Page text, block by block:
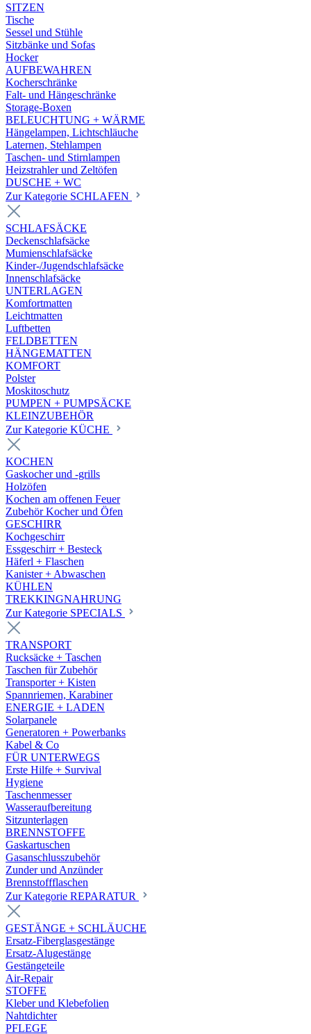
SITZEN
Tische
Sessel und Stühle
Sitzbänke und Sofas
Hocker
AUFBEWAHREN
Kocherschränke
Falt- und Hängeschränke
Storage-Boxen
BELEUCHTUNG + WÄRME
Hängelampen, Lichtschläuche
Laternen, Stehlampen
Taschen- und Stirnlampen
Heizstrahler und Zeltöfen
DUSCHE + WC
Zur Kategorie SCHLAFEN
SCHLAFSÄCKE
Deckenschlafsäcke
Mumienschlafsäcke
Kinder-/Jugendschlafsäcke
Innenschlafsäcke
UNTERLAGEN
Komfortmatten
Leichtmatten
Luftbetten
FELDBETTEN
HÄNGEMATTEN
KOMFORT
Polster
Moskitoschutz
PUMPEN + PUMPSÄCKE
KLEINZUBEHÖR
Zur Kategorie KÜCHE
KOCHEN
Gaskocher und -grills
Holzöfen
Kochen am offenen Feuer
Zubehör Kocher und Öfen
GESCHIRR
Kochgeschirr
Essgeschirr + Besteck
Häferl + Flaschen
Kanister + Abwaschen
KÜHLEN
TREKKINGNAHRUNG
Zur Kategorie SPECIALS
TRANSPORT
Rucksäcke + Taschen
Taschen für Zubehör
Transporter + Kisten
Spannriemen, Karabiner
ENERGIE + LADEN
Solarpanele
Generatoren + Powerbanks
Kabel & Co
FÜR UNTERWEGS
Erste Hilfe + Survival
Hygiene
Taschenmesser
Wasseraufbereitung
Sitzunterlagen
BRENNSTOFFE
Gaskartuschen
Gasanschlusszubehör
Zunder und Anzünder
Brennstoffflaschen
Zur Kategorie REPARATUR
GESTÄNGE + SCHLÄUCHE
Ersatz-Fiberglasgestänge
Ersatz-Alugestänge
Gestängeteile
Air-Repair
STOFFE
Kleber und Klebefolien
Nahtdichter
PFLEGE